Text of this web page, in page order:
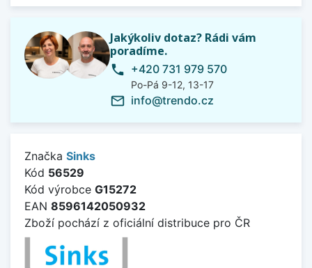
Jakýkoliv dotaz? Rádi vám
poradíme.
phone +420 731 979 570
Po-Pá 9-12, 13-17
mail_outline info@trendo.cz
Značka Sinks
Kód 56529
Kód výrobce G15272
EAN 8596142050932
Zboží pochází z oficiální distribuce pro ČR